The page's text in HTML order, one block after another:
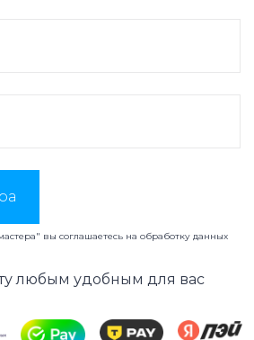
вы соглашаетесь на обработку данных
любым удобным для вас